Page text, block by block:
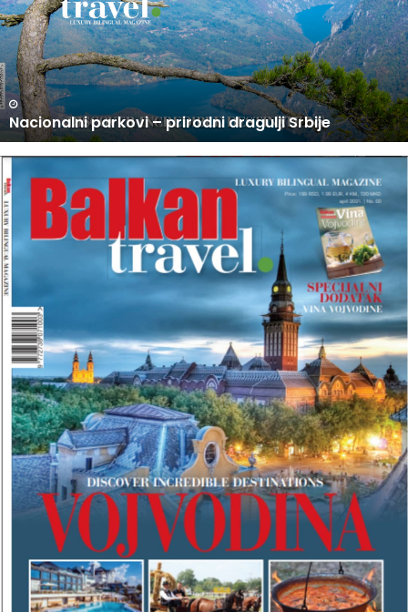
O
D
A
J
I
N
O
V
I
B
R
O
J
B
A
L
N
M
U PRODAJI NOVI BROJ BALKAN TRAVEL MAGAZINA